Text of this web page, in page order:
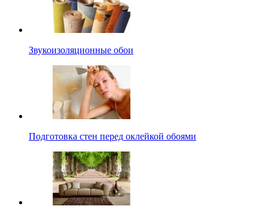
Звукоизоляционные обои
Подготовка стен перед оклейкой обоями